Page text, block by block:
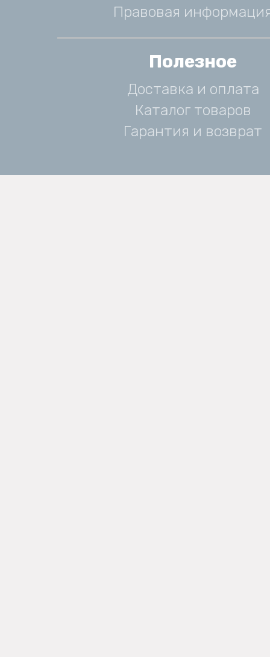
Правовая
Полезное
Доставка и оплата
Каталог товаров
Гарантия и возврат